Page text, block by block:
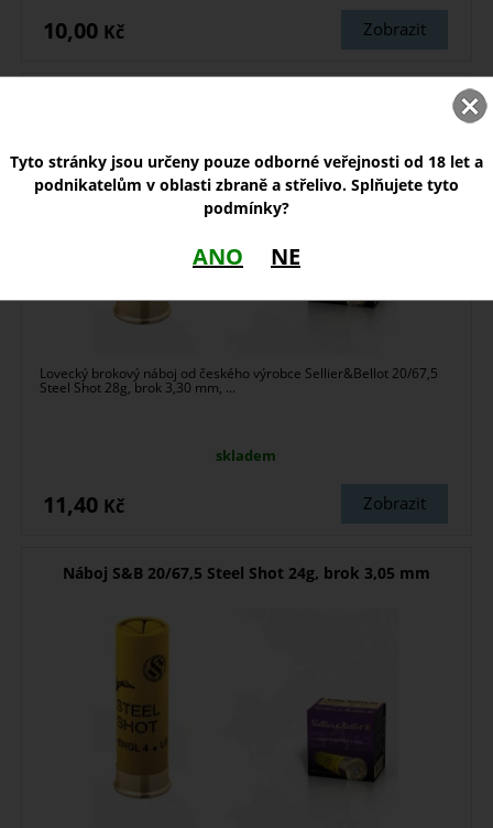
Zobrazit
10,00 Kč
Lovecký brokový náboj od českého výrobce Sellier&Bellot 20/67,5
Steel Shot 28g, brok 3,30 mm, ...
skladem
Zobrazit
11,40 Kč
Náboj S&B 20/67,5 Steel Shot 24g, brok 3,05 mm
Tyto stránky jsou určeny pouze odborné veřejnosti od 18 let a
podnikatelům v oblasti zbraně a střelivo. Splňujete tyto
podmínky?
ANO NE